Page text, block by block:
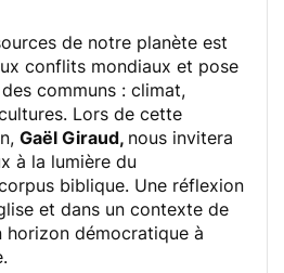
de notre planète est
conflits mondiaux et pose
communs : climat,
Lors de cette
Gaël Giraud, nous invitera
à la lumière du
biblique. Une réflexion
et dans un contexte de
horizon démocratique à